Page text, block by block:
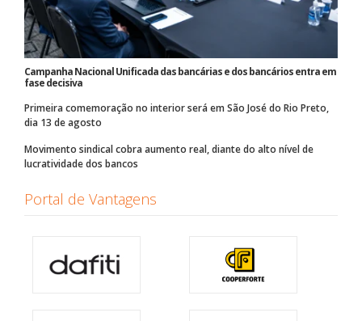
Campanha Nacional Unificada das bancárias e dos bancários entra em
fase decisiva
Primeira comemoração no interior será em São José do Rio Preto,
dia 13 de agosto
Movimento sindical cobra aumento real, diante do alto nível de
lucratividade dos bancos
Portal de Vantagens